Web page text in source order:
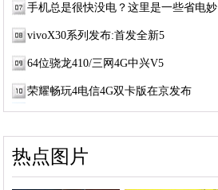
手机总是很快没电？这里是一些省电妙
vivoX30系列发布:首发全新5
64位骁龙410/三网4G中兴V5
荣耀畅玩4电信4G双卡版在京发布
热点图片